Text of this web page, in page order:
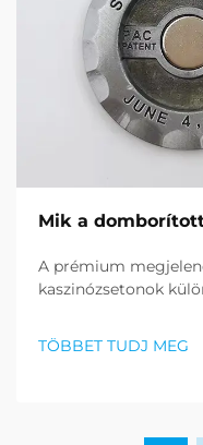
Mik a
A prémium
kaszinózsetonok
egyedülállóak. Ezek
játékszerek a
TÖBBET TUDJ MEG